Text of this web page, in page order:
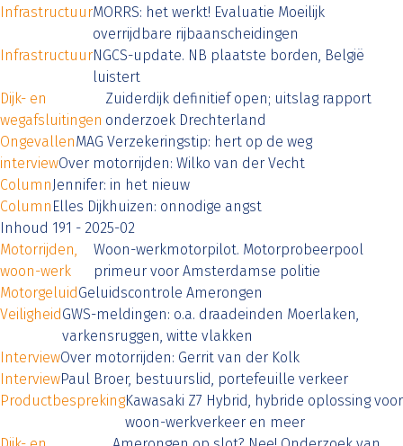
InfrastructuurMORRS: het werkt! Evaluatie Moeilijk
overrijdbare rijbaanscheidingen
InfrastructuurNGCS-update. NB plaatste borden, België
luistert
Dijk- en
wegafsluitingen
Zuiderdijk definitief open; uitslag rapport
onderzoek Drechterland
OngevallenMAG Verzekeringstip: hert op de weg
interviewOver motorrijden: Wilko van der Vecht
ColumnJennifer: in het nieuw
Column Elles Dijkhuizen: onnodige angst
Inhoud 191 - 2025-02
Motorrijden,
woon-werk
Woon-werkmotorpilot. Motorprobeerpool
primeur voor Amsterdamse politie
MotorgeluidGeluidscontrole Amerongen
VeiligheidGWS-meldingen: o.a. draadeinden Moerlaken,
varkensruggen, witte vlakken
InterviewOver motorrijden: Gerrit van der Kolk
InterviewPaul Broer, bestuurslid, portefeuille verkeer
ProductbesprekingKawasaki Z7 Hybrid, hybride oplossing voor
woon-werkverkeer en meer